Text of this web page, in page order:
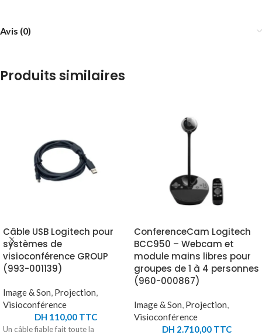
Avis (0)
Produits similaires
Câble USB Logitech pour
systèmes de
visioconférence GROUP
(993-001139)
Image & Son, Projection,
Visioconférence
DH 110,00TTC
Un câble fiable fait toute la
ConferenceCam Logitech
BCC950 – Webcam et
module mains libres pour
groupes de 1 à 4 personnes
(960-000867)
Image & Son, Projection,
Visioconférence
DH 2.710,00TTC